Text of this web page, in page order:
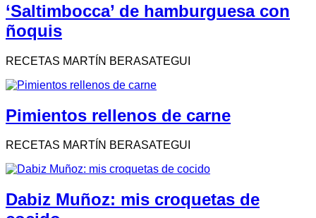
‘Saltimbocca’ de hamburguesa con
ñoquis
RECETAS MARTÍN BERASATEGUI
Pimientos rellenos de carne
RECETAS MARTÍN BERASATEGUI
Dabiz Muñoz: mis croquetas de